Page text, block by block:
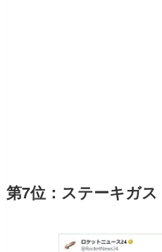
第7位：ステーキガス